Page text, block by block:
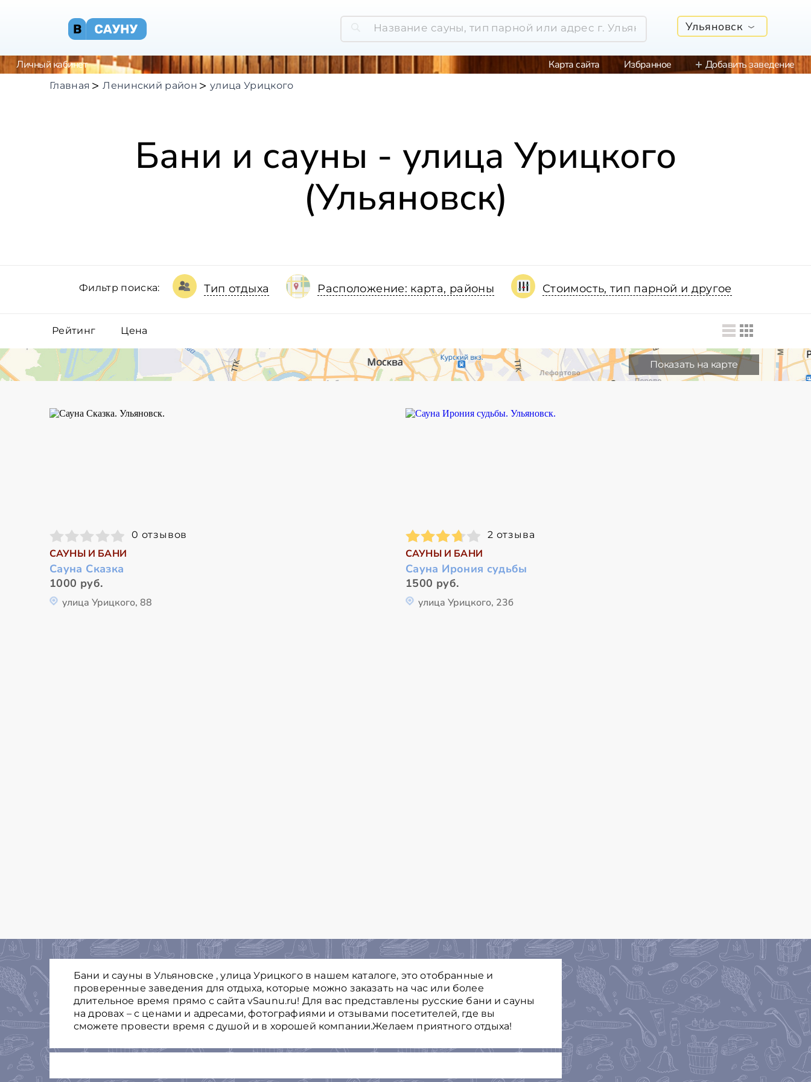
Ульяновск
Личный кабинет Карта сайта Избранное Добавить заведение
Главная Ленинский район улица Урицкого
Бани и сауны - улица Урицкого
(Ульяновск)
Фильтр поиска: Тип отдыха Расположение: карта, районы Стоимость, тип парной и другое
Рейтинг Цена
Показать на карте
0 отзывов
САУНЫ И БАНИ
Сауна Сказка
1000 руб.
улица Урицкого, 88
2 отзыва
САУНЫ И БАНИ
Сауна Ирония судьбы
1500 руб.
улица Урицкого, 23б
Бани и сауны в Ульяновске , улица Урицкого в нашем каталоге, это отобранные и
проверенные заведения для отдыха, которые можно заказать на час или более
длительное время прямо с сайта vSaunu.ru! Для вас представлены русские бани и сауны
на дровах – с ценами и адресами, фотографиями и отзывами посетителей, где вы
сможете провести время с душой и в хорошей компании.Желаем приятного отдыха!